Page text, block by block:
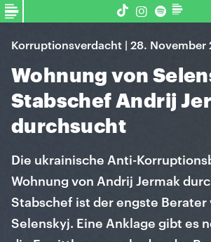
Korruptionsverdacht | 28. November
Wohnung von
Stabschef Andrij
durchsucht
Die ukrainische Anti-
Wohnung von Andrij Jermak
Stabschef ist der engste Berater
Selenskyj. Eine Anklage gibt es